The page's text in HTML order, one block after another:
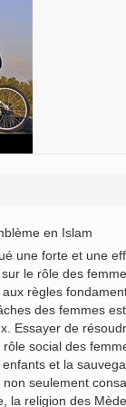
Riza (P)
Khomeini
Husain (P)
Zaynab (P)
Hadi
(P)
(P)
al-Abbas (P)
en Islam
une forte et une
le rôle des
règles
des femmes
Essayer de
social des
et la
seulement
la religion des